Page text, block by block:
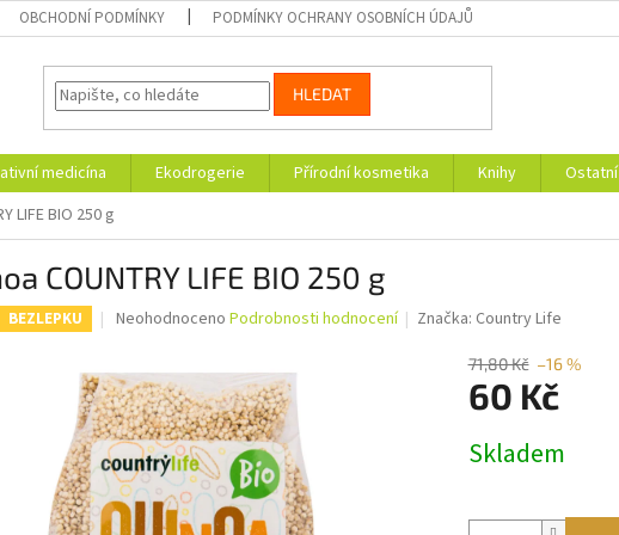
OBCHODNÍ PODMÍNKY PODMÍNKY OCHRANY OSOBNÍCH ÚDAJŮ
HLEDAT
medicína Ekodrogerie Přírodní kosmetika Knihy Ostatní
LIFE BIO 250 g
COUNTRY LIFE BIO 250 g
BEZLEPKU
Průměrné
je
0,0
z
5
hvězdiček.
Neohodnoceno Podrobnosti hodnocení Značka: Country Life
71,80 Kč –16 %
60 Kč
cena:
Skladem